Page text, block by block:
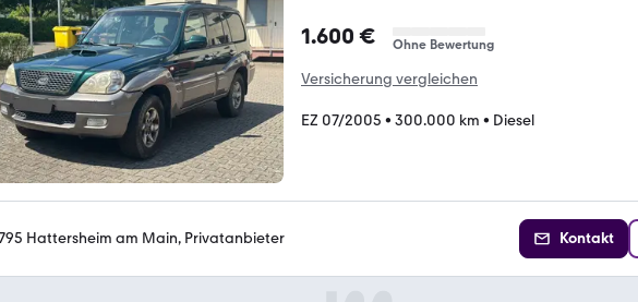
1.600 € Ohne Bewertung
Versicherung vergleichen
EZ 07/2005 • 300.000 km • Diesel
Hattersheim am Main, Privatanbieter Kontakt